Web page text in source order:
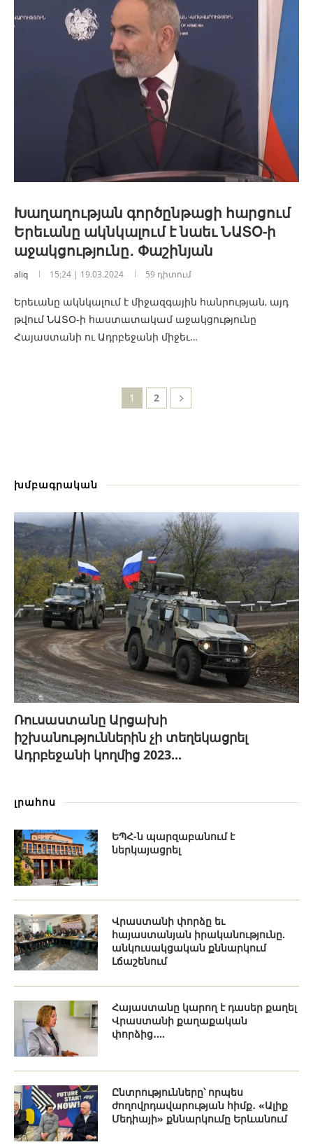
Խաղաղության գործընթացի հարցում
Երեւանը ակնկալում է նաեւ ՆԱՏՕ-ի
աջակցությունը․ Փաշինյան
aliq 15:24 | 19.03.2024 59 դիտում
Երեւանը ակնկալում է միջազգային հանրության, այդ
թվում ՆԱՏՕ-ի հաստատակամ աջակցությունը
Հայաստանի ու Ադրբեջանի միջեւ…
1 2
խմբագրական
Ռուսաստանը Արցախի
իշխանություններին չի տեղեկացրել
Ադրբեջանի կողմից 2023...
լրահոս
ԵՊՀ-ն պարզաբանում է
ներկայացրել
Վրաստանի փորձը եւ
հայաստանյան իրականությունը.
անկուսակցական քննարկում
Լճաշենում
Հայաստանը կարող է դասեր քաղել
Վրաստանի քաղաքական
փորձից․...
Ընտրությունները՝ որպես
ժողովրդավարության հիմք․ «Ալիք
Մեդիայի» քննարկումը Երևանում